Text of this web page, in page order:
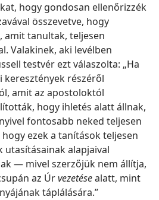
hogy gondosan ellenőrizzék
összevetve, hogy
amit tanultak, teljesen
Valakinek, aki levélben
testvér ezt válaszolta: „Ha
keresztények részéről
amit az apostoloktól
hogy ihletés alatt állnak,
fontosabb neked teljesen
ezek a tanítások teljesen
utasításainak alapjaival
— mivel szerzőjük nem állítja,
az Úrvezetésealatt, mint
táplálására.”